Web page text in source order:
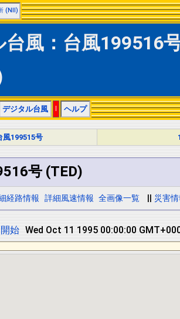
(NII)
風：台風199516
デジタル台風 | ヘルプ
風199515号
号 (TED)
経路情報 詳細風速情報 全画像一覧 災害
始 Wed Oct 11 1995 12:00:00